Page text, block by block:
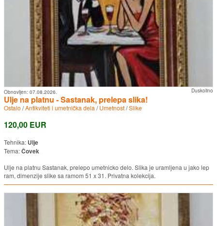
Duskolino
Obnovljen: 07.08.2026.
Ulje na platnu - Sastanak, prelepa slika!
Ostalo /Antikviteti i umetnička dela /Umetnost/Slike
120,00 EUR
Tehnika: Ulje
Tema:Čovek
Ulje na platnu Sastanak, prelepo umetnicko delo. Slika je uramljena u jako lep
ram, dimenzije slike sa ramom 51 x 31. Privatna kolekcija.